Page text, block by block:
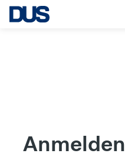
Anmelden